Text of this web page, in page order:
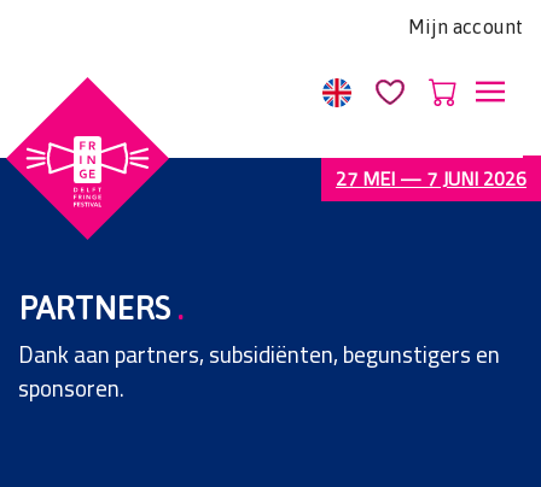
website
bevat
een
toegankelijkheidssysteem.
Mijn account
27 MEI — 7 JUNI 2026
PARTNERS .
Dank aan partners, subsidiënten, begunstigers en
sponsoren.